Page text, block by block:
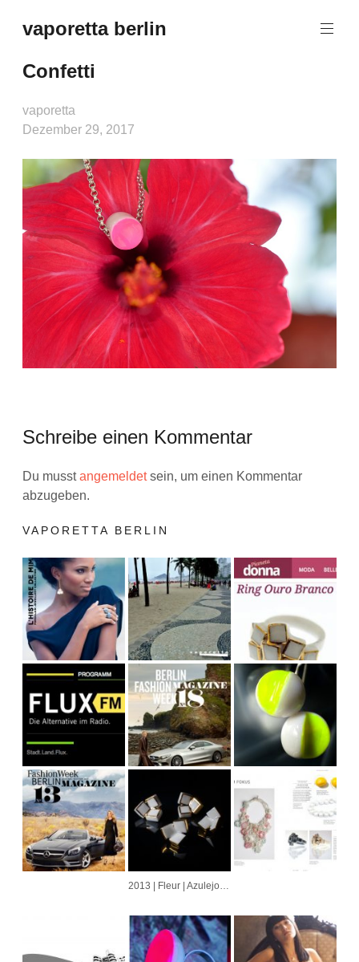
Inhalt
vaporetta berlin
Confetti
vaporetta
Dezember 29, 2017
Schreibe einen Kommentar
Du musstangemeldetsein, um einen Kommentar
abzugeben.
VAPORETTA BERLIN
2013 | Fleur | Azulejo | Cubo | Alvorada